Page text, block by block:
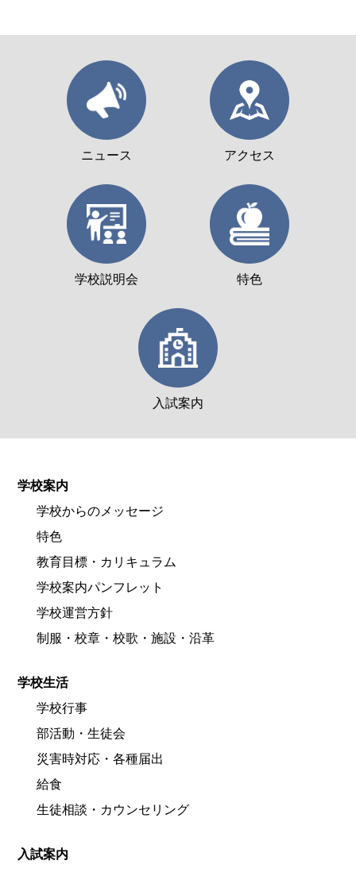
ニュース アクセス
学校説明会 特色
入試案内
学校案内
学校からのメッセージ
特色
教育目標・カリキュラム
学校案内パンフレット
学校運営方針
制服・校章・校歌・施設・沿革
学校生活
学校行事
部活動・生徒会
災害時対応・各種届出
給食
生徒相談・カウンセリング
入試案内